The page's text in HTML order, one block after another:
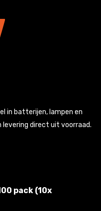
in batterijen, lampen en
levering direct uit voorraad.
pack (10x